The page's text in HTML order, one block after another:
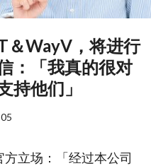
＆WayV，将进行
：「我真的很对
持他们」
立场：「经过本公司